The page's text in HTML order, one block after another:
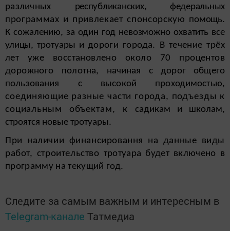
различных республиканских, федеральных
программах и привлекает спонсорскую помощь.
Ксожалению, за один год невозможно охватить все
улицы, тротуары и дороги города. В течение трёх
лет уже восстановлено около 70 процентов
дорожного полотна, начиная с дорог общего
пользования с высокой проходимостью,
соединяющие разные части города, подъезды к
социальным объектам, к садикам и школам,
строятся новые тротуары.
При наличии финансировання на данные виды
работ, строительство тротуара будет включено в
программу на текущий год.
Следите за самым важным и интересным в
Telegram-канале Татмедиа